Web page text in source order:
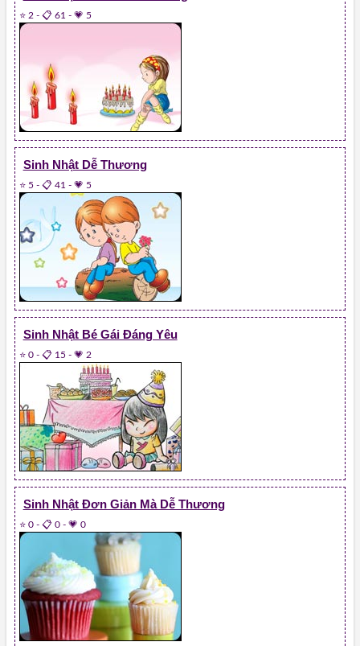
⭐ 2 - 📋 61 - 💗 5
Sinh Nhật Dễ Thương
⭐ 5 - 📋 41 - 💗 5
Sinh Nhật Bé Gái Đáng Yêu
⭐ 0- 📋 15 - 💗 2
Sinh Nhật Đơn Giản Mà Dễ Thương
⭐ 0- 📋 0- 💗 0